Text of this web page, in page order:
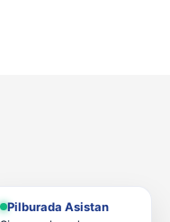
Pilburada Asistan